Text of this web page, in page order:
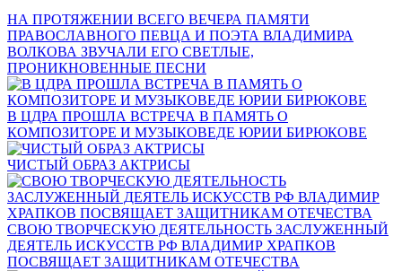
НА ПРОТЯЖЕНИИ ВСЕГО ВЕЧЕРА ПАМЯТИ
ПРАВОСЛАВНОГО ПЕВЦА И ПОЭТА ВЛАДИМИРА
ВОЛКОВА ЗВУЧАЛИ ЕГО СВЕТЛЫЕ,
ПРОНИКНОВЕННЫЕ ПЕСНИ
В ЦДРА ПРОШЛА ВСТРЕЧА В ПАМЯТЬ О
КОМПОЗИТОРЕ И МУЗЫКОВЕДЕ ЮРИИ БИРЮКОВЕ
ЧИСТЫЙ ОБРАЗ АКТРИСЫ
СВОЮ ТВОРЧЕСКУЮ ДЕЯТЕЛЬНОСТЬ ЗАСЛУЖЕННЫЙ
ДЕЯТЕЛЬ ИСКУССТВ РФ ВЛАДИМИР ХРАПКОВ
ПОСВЯЩАЕТ ЗАЩИТНИКАМ ОТЕЧЕСТВА